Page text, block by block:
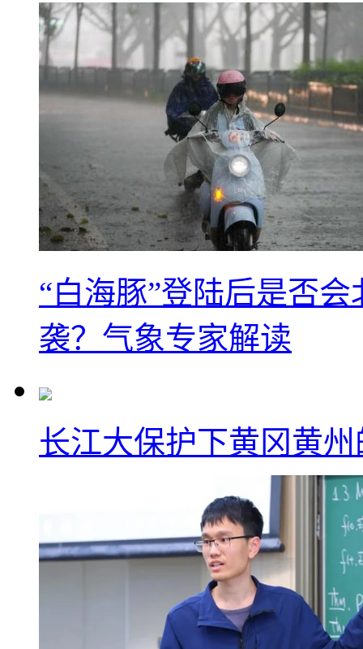
“白海豚”登陆后是否
袭？气象专家解读
长江大保护下黄冈黄